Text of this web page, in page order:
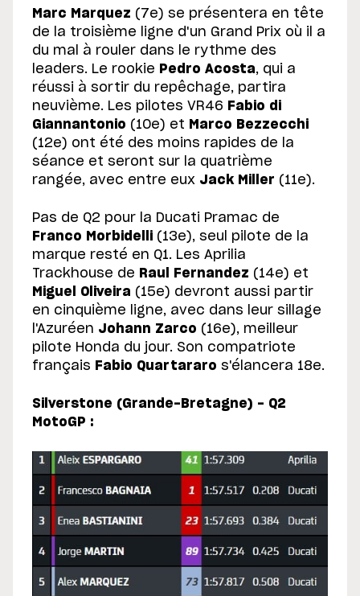
Marc Marquez (7e) se présentera en tête
de la troisième ligne d'un Grand Prix où il a
du mal à rouler dans le rythme des
leaders. Le rookie Pedro Acosta, qui a
réussi à sortir du repêchage, partira
neuvième. Les pilotes VR46 Fabio di
Giannantonio (10e) et Marco Bezzecchi
(12e) ont été des moins rapides de la
séance et seront sur la quatrième
rangée, avec entre eux Jack Miller (11e).
Pas de Q2 pour la Ducati Pramac de
Franco Morbidelli (13e), seul pilote de la
marque resté en Q1. Les Aprilia
Trackhouse de Raul Fernandez (14e) et
Miguel Oliveira (15e) devront aussi partir
en cinquième ligne, avec dans leur sillage
l'Azuréen Johann Zarco (16e), meilleur
pilote Honda du jour. Son compatriote
français Fabio Quartararo s'élancera 18e.
Silverstone (Grande-Bretagne) - Q2
MotoGP :